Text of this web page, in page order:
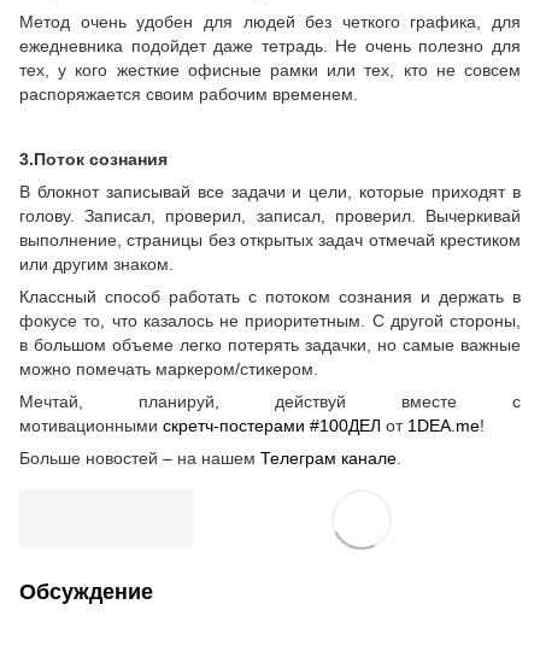
Метод очень удобен для людей без четкого графика, для
ежедневника подойдет даже тетрадь. Не очень полезно для
тех, у кого жесткие офисные рамки или тех, кто не совсем
распоряжается своим рабочим временем.
3.Поток сознания
В блокнот записывай все задачи и цели, которые приходят в
голову. Записал, проверил, записал, проверил. Вычеркивай
выполнение, страницы без открытых задач отмечай крестиком
или другим знаком.
Классный способ работать с потоком сознания и держать в
фокусе то, что казалось не приоритетным. С другой стороны,
в большом объеме легко потерять задачки, но самые важные
можно помечать маркером/стикером.
Мечтай, планируй, действуй вместе с
мотивационными скретч-постерами #100ДЕЛ от 1DEA.me!
Больше новостей – на нашем Телеграм канале
Обсуждение